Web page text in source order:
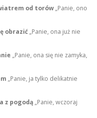
od torów„Panie, ono
obrazić„Panie, ona już nie
„Panie, ona się nie zamyka,
„Panie, ja tylko delikatnie
z pogodą„Panie, wczoraj